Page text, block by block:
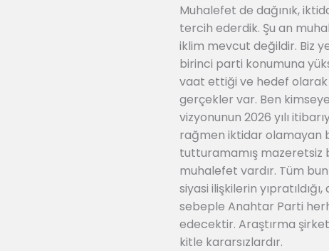
Muhalefet de dağınık,
tercih ederdik. Şu an
iklim mevcut değildir. Biz
birinci parti konumuna
vaat ettiği ve hedef olarak
gerçekler var. Ben
vizyonunun 2026 yılı
rağmen iktidar olamayan
tutturamamış mazeretsiz
muhalefet vardır. Tüm
siyasi ilişkilerin
sebeple Anahtar Parti
edecektir. Araştırma
kitle kararsızlardır.